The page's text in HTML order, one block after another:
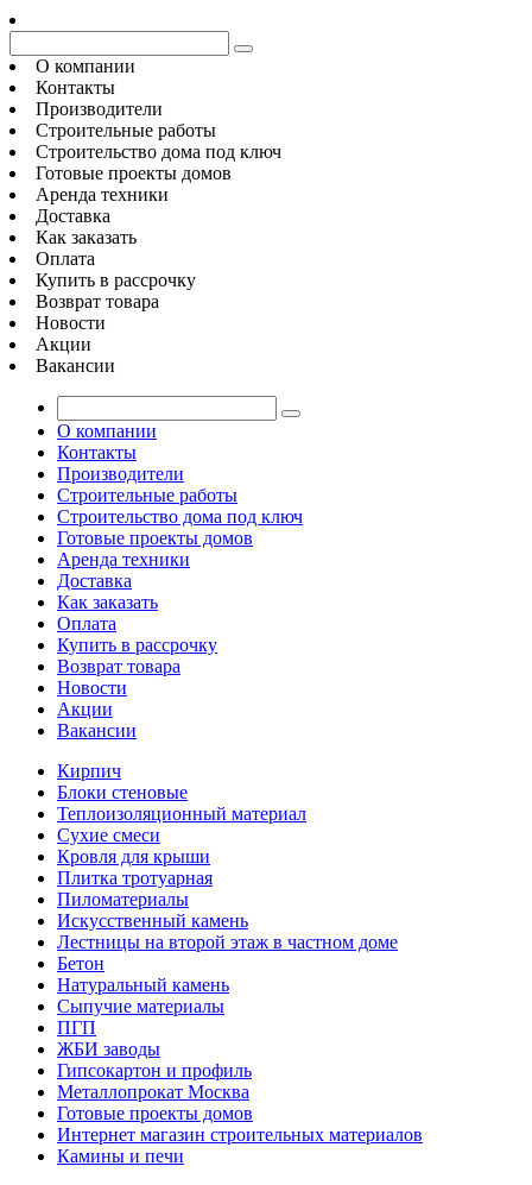
О компании
Контакты
Производители
Строительные работы
Строительство дома под ключ
Готовые проекты домов
Аренда техники
Доставка
Как заказать
Оплата
Купить в рассрочку
Возврат товара
Новости
Акции
Вакансии
О компании
Контакты
Производители
Строительные работы
Строительство дома под ключ
Готовые проекты домов
Аренда техники
Доставка
Как заказать
Оплата
Купить в рассрочку
Возврат товара
Новости
Акции
Вакансии
Кирпич
Блоки стеновые
Теплоизоляционный материал
Сухие смеси
Кровля для крыши
Плитка тротуарная
Пиломатериалы
Искусственный камень
Лестницы на второй этаж в частном доме
Бетон
Натуральный камень
Сыпучие материалы
ПГП
ЖБИ заводы
Гипсокартон и профиль
Металлопрокат Москва
Готовые проекты домов
Интернет магазин строительных материалов
Камины и печи